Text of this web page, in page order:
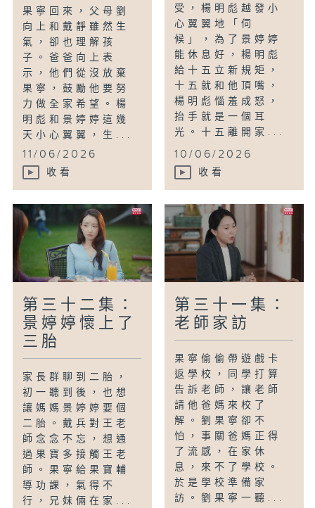
果寧回來，父母劉
向上和戴靜雖然生
氣，卻也理解孩
子。爸爸向上表
示，他們從沒放棄
果寧，鼓勵他要努
力做全家希望。楊
明彪和景婷婷這幾
天小心翼翼，生...
11/06/2026
收看
受，楊明彪越發小
心翼翼地「伺
候」，為了景婷婷
能休息好，楊明彪
給十五立新規矩，
十五就和他頂嘴，
楊明彪惱羞成怒，
抬手就是一個耳
光。十五離開家...
10/06/2026
收看
第三十二集：
景婷婷懷上了
三胎
家長群聊到二胎，
初一聽到後，也想
讓媽媽景婷婷要個
二胎。戴兵對王老
師念念不忘，想通
過果寶多接觸王老
師。果寧給果寶輔
導功課，氣得不
行，兄妹倆在家...
第三十一集：
老師家訪
果寧偷偷帶遊戲卡
返學校，同學打算
告訴老師，讓老師
請他爸媽來校了
解。劉果寧卻不
怕，事關爸媽正得
了流感，在家休
息，來不了學校。
於是學校準備家
訪。劉果寧一聽...